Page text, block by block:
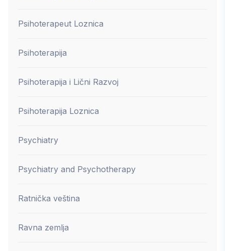
Psihoterapeut Loznica
Psihoterapija
Psihoterapija i Lični Razvoj
Psihoterapija Loznica
Psychiatry
Psychiatry and Psychotherapy
Ratnička veština
Ravna zemlja